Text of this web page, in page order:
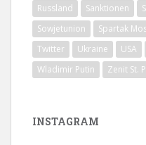
Russland
Sanktionen
Sowjetunion
Spartak
Twitter
Ukraine USA
Wladimir Putin
Zenit St.
INSTAGRAM